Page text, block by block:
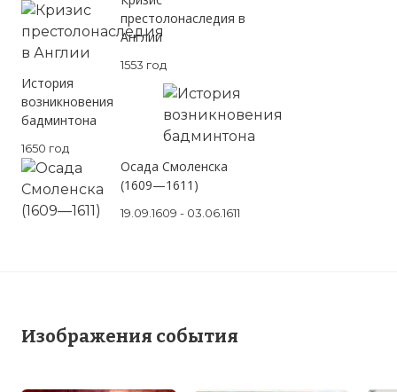
престолонаследия в
Англии
1553 год
История
возникновения
бадминтона
1650 год
Осада Смоленска
(1609—1611)
19.09.1609 - 03.06.1611
Изображения события
Вернуться в статью: